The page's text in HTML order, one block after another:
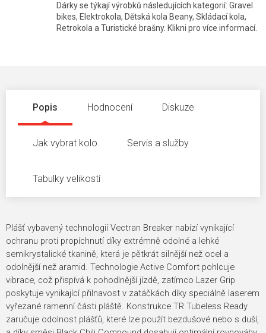
Dárky se týkají výrobků následujících kategorií: Gravel
bikes, Elektrokola, Dětská kola Beany, Skládací kola,
Retrokola a Turistické brašny. Klikni pro více informací.
Popis Hodnocení Diskuze
Jak vybrat kolo Servis a služby
Tabulky velikostí
Plášť vybavený technologií Vectran Breaker nabízí vynikající
ochranu proti propíchnutí díky extrémně odolné a lehké
semikrystalické tkanině, která je pětkrát silnější než ocel a
odolnější než aramid. Technologie Active Comfort pohlcuje
vibrace, což přispívá k pohodlnější jízdě, zatímco Lazer Grip
poskytuje vynikající přilnavost v zatáčkách díky speciálně laserem
vyřezané ramenní části pláště. Konstrukce TR Tubeless Ready
zaručuje odolnost plášťů, které lze použít bezdušové nebo s duší,